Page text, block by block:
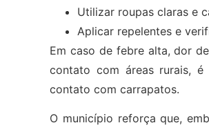
Utilizar roupas claras e
Aplicar repelentes e
Em caso de febre alta, dor
contato com áreas rurais, é
contato com carrapatos.
O município reforça que,